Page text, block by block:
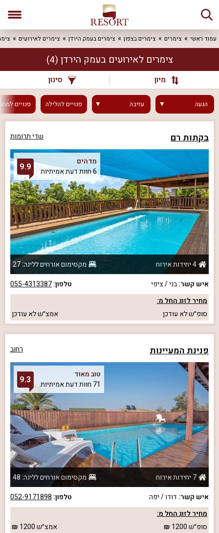
עמוד ראשי צימרים צימרים בצפון צימרים בעמק הירדן צימרים לאירועים
צימרים לאירועים בעמק הירדן (4)
מיון סינון
הגעה עזיבה פנוייםלהלילה פנויים
בקתות רם שדי תרומות
מדהים
6 חוות דעת אמיתיות
9.9
4 יחידות אירוח
מקסימום אורחים ללינה: 27
איש קשר:בני / ציפי טלפון:055-4313387
מחיר לזוג החל מ:
סופ״שלא עודכן אמצ״שלא עודכן
פנינת המעיינות רחוב
טוב מאוד
71 חוות דעת אמיתיות
9.3
7 יחידות אירוח
מקסימום אורחים ללינה: 48
איש קשר: דודו / יפה טלפון: 052-9171898
מחיר לזוג החל מ:
סופ״ש1200 אמצ״ש1200